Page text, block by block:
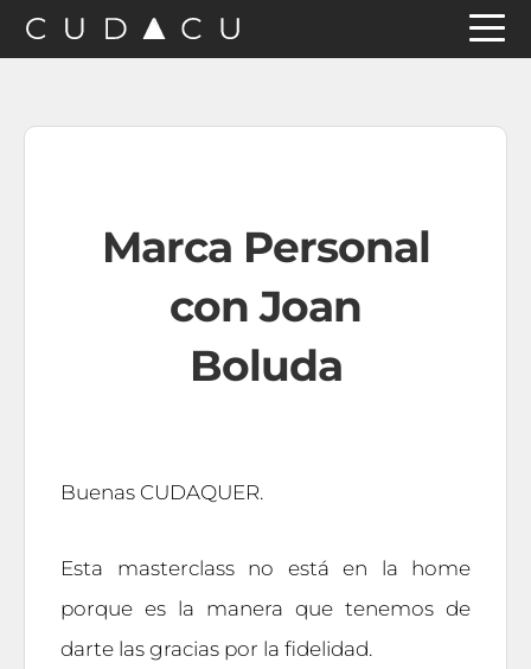
Saltar
a
Saltar
al
Saltar
a
Marca Personal
con Joan
Boluda
Buenas CUDAQUER.
Esta masterclass no está en la home
porque es la manera que tenemos de
darte las gracias por la fidelidad.